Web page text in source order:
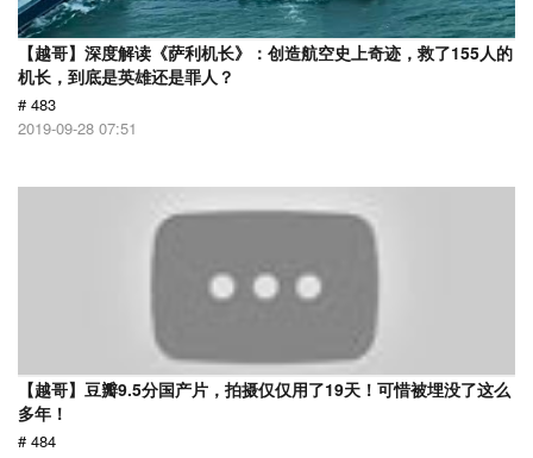
【越哥】深度解读《萨利机长》：创造航空史上奇迹，救了155人的
机长，到底是英雄还是罪人？
# 483
2019-09-28 07:51
【越哥】豆瓣9.5分国产片，拍摄仅仅用了19天！可惜被埋没了这么
多年！
# 484